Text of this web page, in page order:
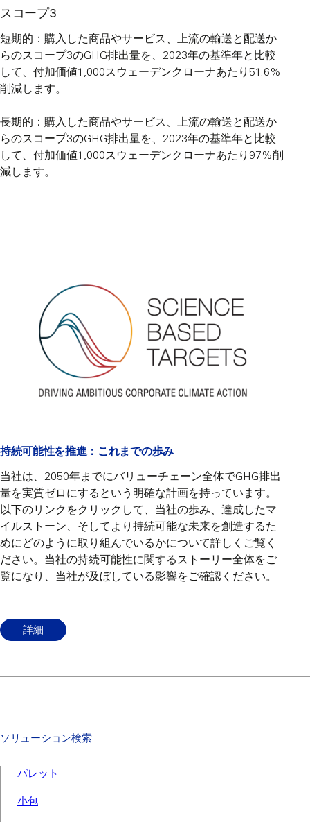
スコープ3
短期的：購入した商品やサービス、上流の輸送と配送か
らのスコープ3のGHG排出量を、2023年の基準年と比較
して、付加価値1,000スウェーデンクローナあたり51.6%
削減します。
長期的：購入した商品やサービス、上流の輸送と配送か
らのスコープ3のGHG排出量を、2023年の基準年と比較
して、付加価値1,000スウェーデンクローナあたり97%削
減します。
持続可能性を推進：これまでの歩み
当社は、2050年までにバリューチェーン全体でGHG排出
量を実質ゼロにするという明確な計画を持っています。
以下のリンクをクリックして、当社の歩み、達成したマ
イルストーン、そしてより持続可能な未来を創造するた
めにどのように取り組んでいるかについて詳しくご覧く
ださい。当社の持続可能性に関するストーリー全体をご
覧になり、当社が及ぼしている影響をご確認ください。
詳細
ソリューション検索
パレット
小包